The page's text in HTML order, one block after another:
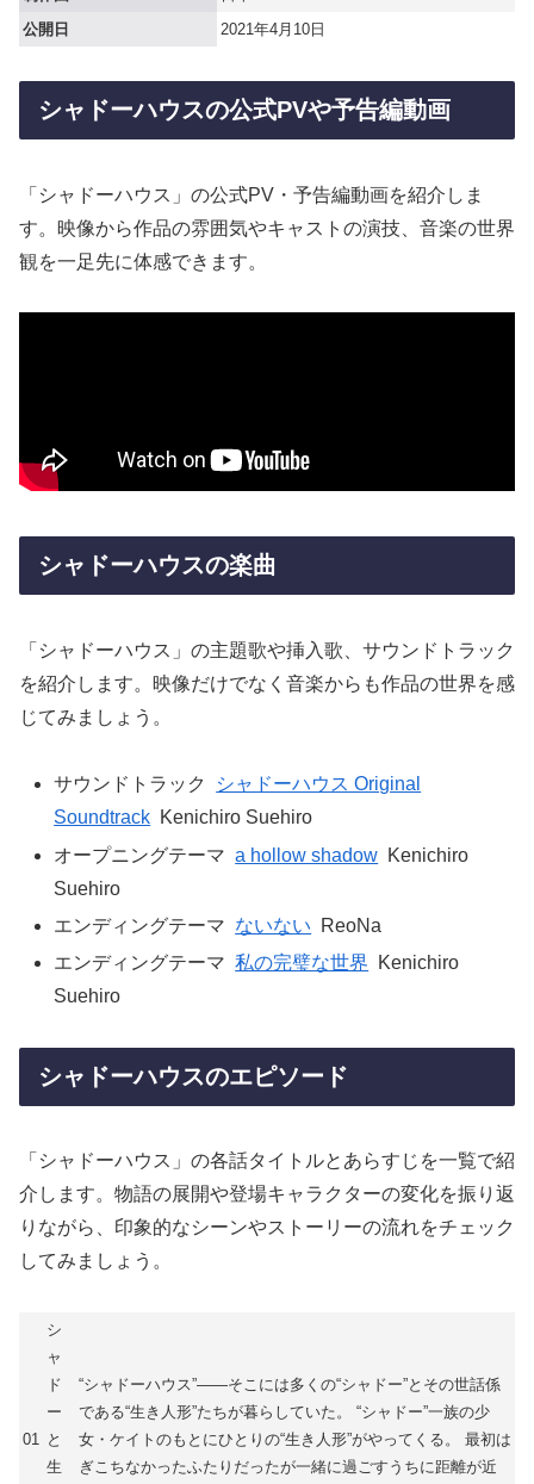
公開日
2021年4月10日
シャドーハウスの公式PVや予告編動画
「シャドーハウス」の公式PV・予告編動画を紹介しま
す。映像から作品の雰囲気やキャストの演技、音楽の世界
観を一足先に体感できます。
シャドーハウスの楽曲
「シャドーハウス」の主題歌や挿入歌、サウンドトラック
を紹介します。映像だけでなく音楽からも作品の世界を感
じてみましょう。
サウンドトラック
シャドーハウス Original
Soundtrack Kenichiro Suehiro
オープニングテーマ a hollow shadow Kenichiro
Suehiro
エンディングテーマ ないない
ReoNa
エンディングテーマ 私の完璧な世界
Kenichiro
Suehiro
シャドーハウスのエピソード
「シャドーハウス」の各話タイトルとあらすじを一覧で紹
介します。物語の展開や登場キャラクターの変化を振り返
りながら、印象的なシーンやストーリーの流れをチェック
してみましょう。
01
シ
ャ
ド
ー
と
生
“シャドーハウス”――そこには多くの“シャドー”とその世話係
である“生き人形”たちが暮らしていた。 “シャドー”一族の少
女・ケイトのもとにひとりの“生き人形”がやってくる。 最初は
ぎこちなかったふたりだったが一緒に過ごすうちに距離が近